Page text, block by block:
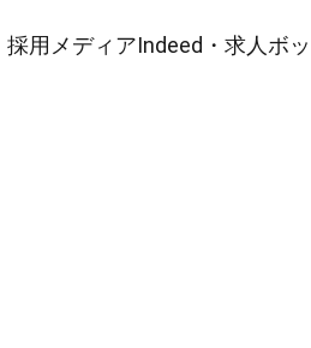
採用メディアIndeed・求人ボ